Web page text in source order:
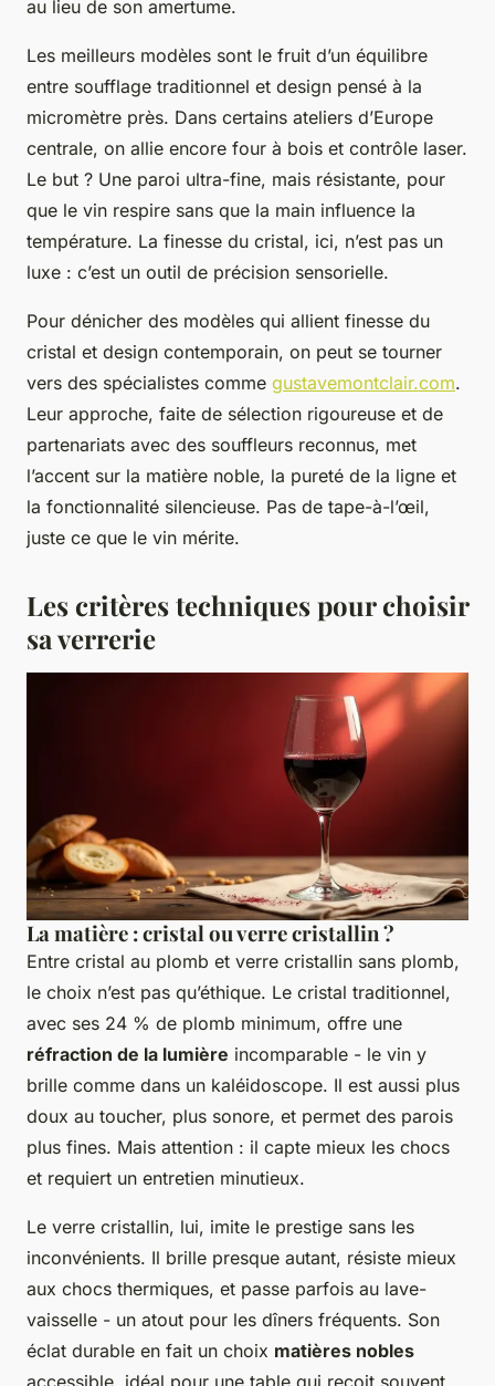
au lieu de son amertume.
Les meilleurs modèles sont le fruit d’un équilibre
entre soufflage traditionnel et design pensé à la
micromètre près. Dans certains ateliers d’Europe
centrale, on allie encore four à bois et contrôle laser.
Le but ? Une paroi ultra-fine, mais résistante, pour
que le vin respire sans que la main influence la
température. La finesse du cristal, ici, n’est pas un
luxe : c’est un outil de précision sensorielle.
Pour dénicher des modèles qui allient finesse du
cristal et design contemporain, on peut se tourner
vers des spécialistes comme gustavemontclair.com.
Leur approche, faite de sélection rigoureuse et de
partenariats avec des souffleurs reconnus, met
l’accent sur la matière noble, la pureté de la ligne et
la fonctionnalité silencieuse. Pas de tape-à-l’œil,
juste ce que le vin mérite.
Les critères techniques pour choisir
sa verrerie
La matière : cristal ou verre cristallin ?
Entre cristal au plomb et verre cristallin sans plomb,
le choix n’est pas qu’éthique. Le cristal traditionnel,
avec ses 24 % de plomb minimum, offre une
réfraction de la lumière incomparable - le vin y
brille comme dans un kaléidoscope. Il est aussi plus
doux au toucher, plus sonore, et permet des parois
plus fines. Mais attention : il capte mieux les chocs
et requiert un entretien minutieux.
Le verre cristallin, lui, imite le prestige sans les
inconvénients. Il brille presque autant, résiste mieux
aux chocs thermiques, et passe parfois au lave-
vaisselle - un atout pour les dîners fréquents. Son
éclat durable en fait un choix matières nobles
accessible, idéal pour une table qui reçoit souvent.